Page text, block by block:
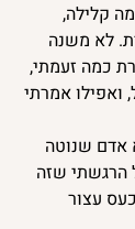
קלילה,
לא משנה
כמה זעמתי,
ואפילו אמרתי
אדם שנוטה
הרגשתי שזה
עצור